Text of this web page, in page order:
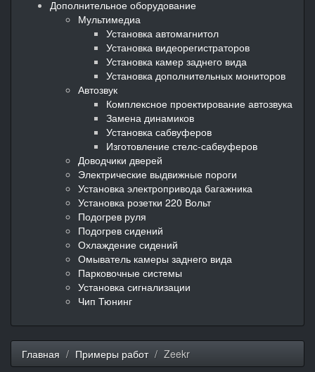
Дополнительное оборудование
Мультимедиа
Установка автомагнитол
Установка видеорегистраторов
Установка камер заднего вида
Установка дополнительных мониторов
Автозвук
Комплексное проектирование автозвука
Замена динамиков
Установка сабвуферов
Изготовление стелс-сабвуферов
Доводчики дверей
Электрические выдвижные пороги
Установка электропривода багажника
Установка розетки 220 Вольт
Подогрев руля
Подогрев сидений
Охлаждение сидений
Омыватель камеры заднего вида
Парковочные системы
Установка сигнализации
Чип Тюнинг
Главная Примеры работ Zeekr